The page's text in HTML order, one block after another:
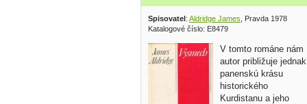
Spisovatel: Aldridge James , Pravda 1978
Katalogové číslo: E8479
V tomto románe nám
autor približuje jednak
panenskú krásu
historického
Kurdistanu a jeho